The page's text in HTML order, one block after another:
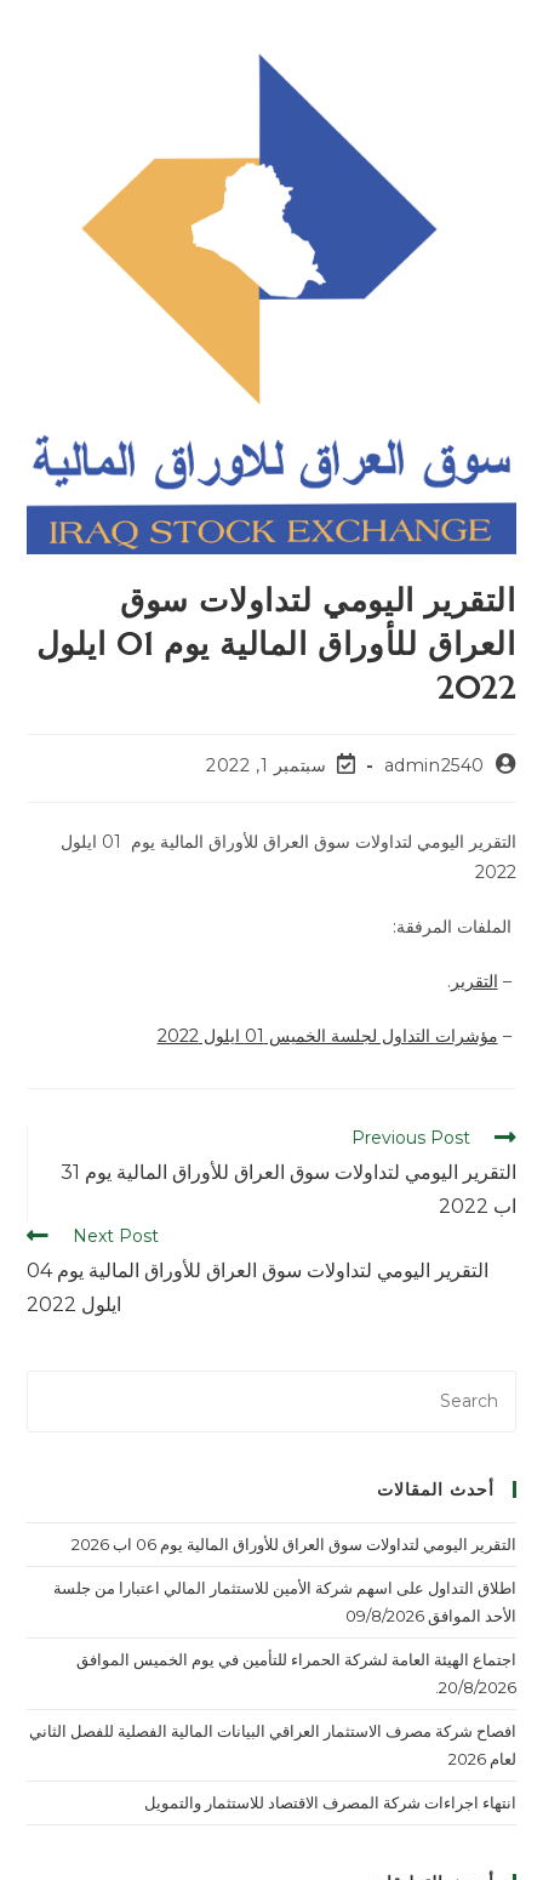
التقرير اليومي لتداولات سوق
العراق للأوراق المالية يوم 01 ايلول
2022
admin2540 سبتمبر 1, 2022
التقرير اليومي لتداولات سوق العراق للأوراق المالية يوم 01 ايلول
2022
الملفات المرفقة:
– التقرير .
– مؤشرات التداول لجلسة الخميس 01 ايلول 2022
Previous Post
التقرير اليومي لتداولات سوق العراق للأوراق المالية يوم 31
اب 2022
Next Post
التقرير اليومي لتداولات سوق العراق للأوراق المالية يوم 04
ايلول 2022
أحدث المقالات
التقرير اليومي لتداولات سوق العراق للأوراق المالية يوم 06 اب 2026
اطلاق التداول على اسهم شركة الأمين للاستثمار المالي اعتبارا من جلسة
الأحد الموافق 09/8/2026
اجتماع الهيئة العامة لشركة الحمراء للتأمين في يوم الخميس الموافق
20/8/2026.
افصاح شركة مصرف الاستثمار العراقي البيانات المالية الفصلية للفصل الثاني
لعام 2026
انتهاء اجراءات شركة المصرف الاقتصاد للاستثمار والتمويل